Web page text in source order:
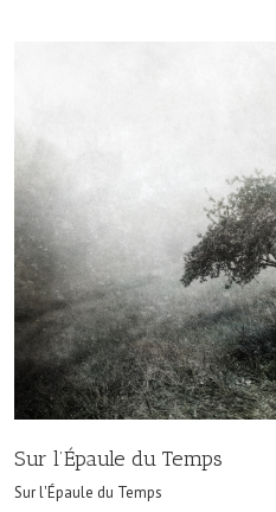
Sur l’Épaule du Temps
Sur l'Épaule du Temps